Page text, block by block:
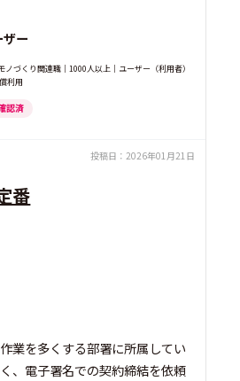
ー
ノづくり関連職｜1000人以上｜ユーザー（利用者）
利用
認済
投稿日： 2026年01月21日
番
業を多くする部署に所属してい
、電子署名での契約締結を依頼